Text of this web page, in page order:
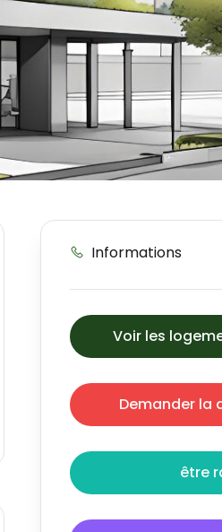
Informations
Voir les
Demander la
être